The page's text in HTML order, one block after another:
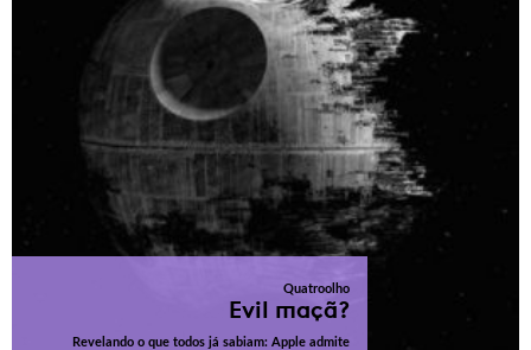
Quatroolho
Evil maçã?
Revelando o que todos já sabiam: Apple admite